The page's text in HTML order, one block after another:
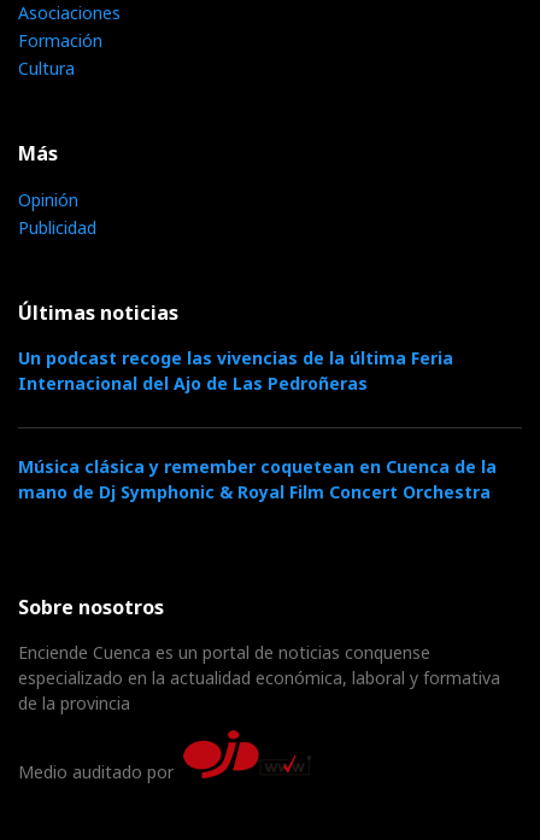
Asociaciones
Formación
Cultura
Más
Opinión
Publicidad
Últimas noticias
Un podcast recoge las vivencias de la última Feria
Internacional del Ajo de Las Pedroñeras
Música clásica y remember coquetean en Cuenca de la
mano de Dj Symphonic & Royal Film Concert Orchestra
Sobre nosotros
Enciende Cuenca es un portal de noticias conquense
especializado en la actualidad económica, laboral y formativa
de la provincia
Medio auditado por